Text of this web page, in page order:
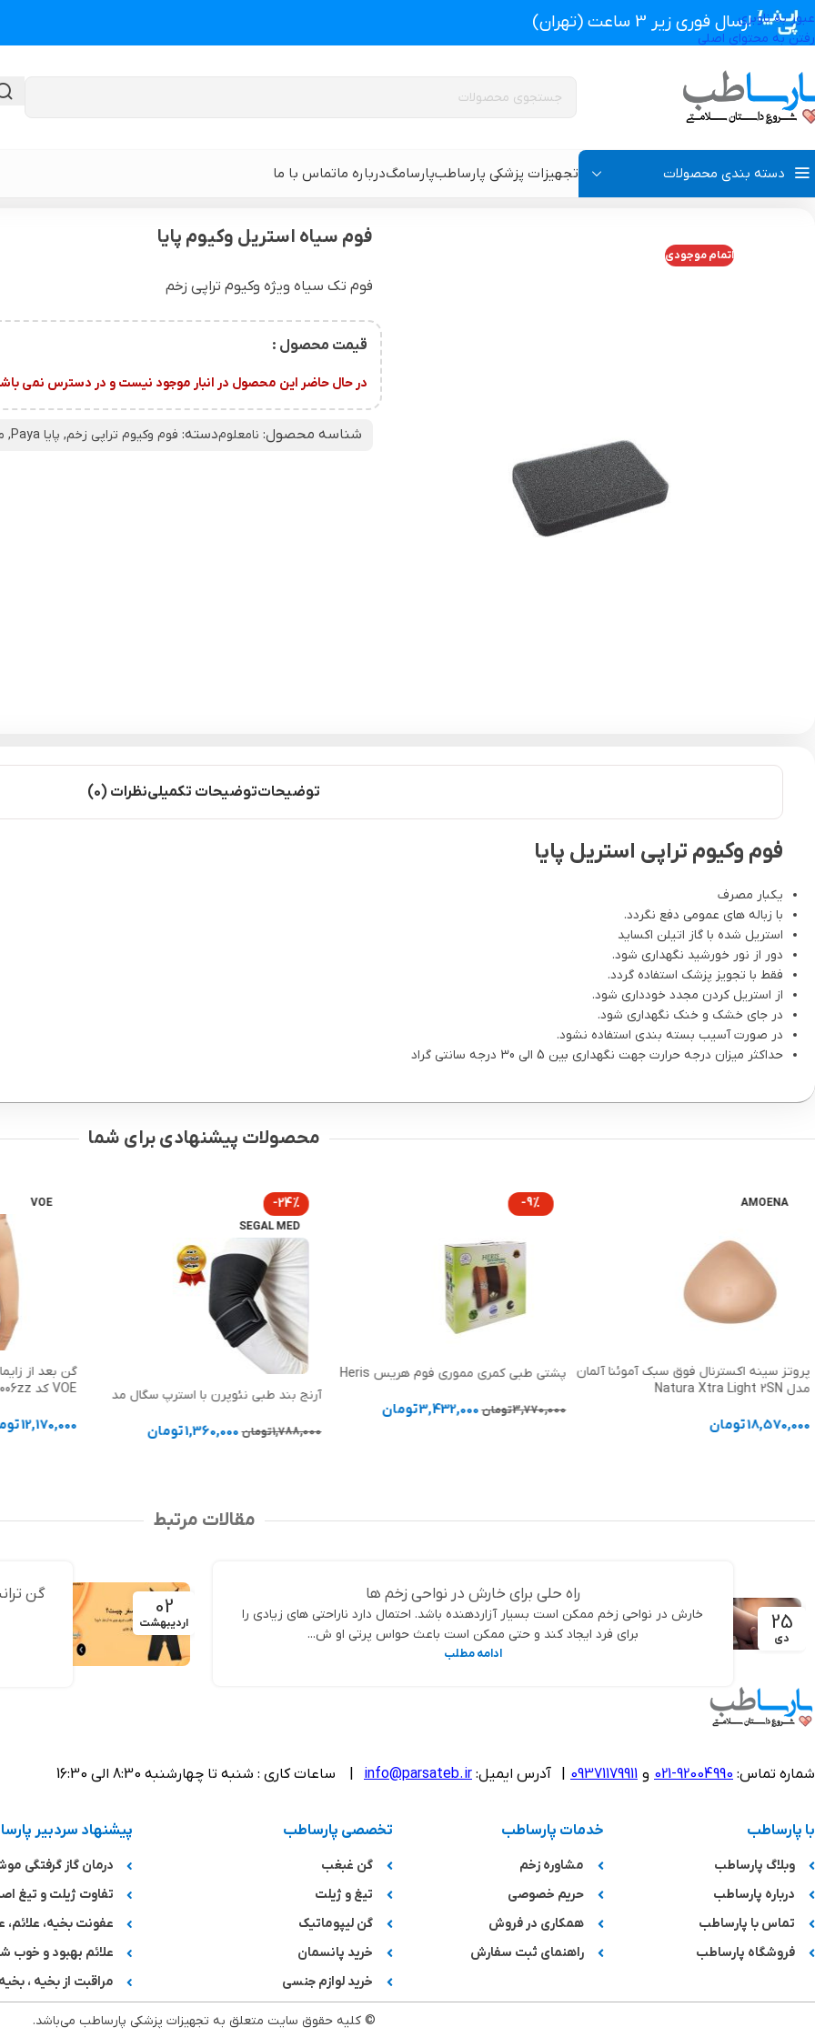
عبور به ناوبری
رفتن به محتوای اصلی
ارسال فوری زیر 3 ساعت (تهران)
دسته بندی محصولات
پروتز اکسترنال و سوتین پروتز دار
گن تزریق چربی و پروتز باسن
گن ژنیکوماستی سینه آقایان
گن لیپوماتیک شکم و پهلو و پشت
گن لیپوماتیک بازو ( براکیوپلاستی )
تجهیزات پزشکی پارساطبپارسامگدرباره ماتماس با ما
تجهیزات پزشکی پارساطب محصولات وکیوم تراپی زخم >فوم وکیوم تراپی زخم > فوم سیاه استریل وکیوم پایا
اتمام موجودی
فوم سیاه استریل وکیوم پایا
فوم تک سیاه ویژه وکیوم تراپی زخم
قیمت محصول :
در حال حاضر این محصول در انبار موجود نیست و در دسترس نمی
شناسه محصول: نامعلومدسته: فوم وکیوم تراپی زخم, پایا Paya ,
توضیحاتتوضیحات تکمیلینظرات (0)
فوم وکیوم تراپی استریل پایا
یکبار مصرف
با زباله های عمومی دفع نگردد.
استریل شده با گاز اتیلن اکساید
دور از نور خورشید نگهداری شود.
فقط با تجویز پزشک استفاده گردد.
از استریل کردن مجدد خودداری شود.
در جای خشک و خنک نگهداری شود.
در صورت آسیب بسته بندی استفاده نشود.
حداکثر میزان درجه حرارت جهت نگهداری بین 5 الی 30 درجه سانتی گراد
محصولات پیشنهادی برای شما
AMOENA
پروتز سینه اکسترنال فوق سبک آموئنا آلمان
مدل Natura Xtra Light 2SN
18,570,000تومان
-9%
پشتی طبی کمری مموری فوم هریس Heris
3,770,000تومان 3,432,000تومان
-24%
SEGAL MED
آرنج بند طبی نئوپرن با استرپ سگال مد
1,788,000تومان 1,360,000تومان
VOE
گن بعد از
VOE کد 3006zz
12,170,000
مقالات مرتبط
25
دی
راه حلی برای خارش در نواحی زخم ها
خارش در نواحی زخم ممکن است بسیار آزاردهنده باشد. احتمال دارد ناراحتی های زیادی را
برای فرد ایجاد کند و حتی ممکن است باعث حواس پرتی او ش...
ادامه مطلب
02
اردیبهشت
گن
شماره تماس: 92004990-021 و 09371179911 آدرس ایمیل: info@parsateb.ir | ساعات کاری : شنبه تا چهارشنبه 8:30 الی 16:30
با پارساطب
وبلاگ پارساطب
درباره پارساطب
تماس با پارساطب
فروشگاه پارساطب
خدمات پارساطب
مشاوره زخم
حریم خصوصی
همکاری در فروش
راهنمای ثبت سفارش
تخصصی پارساطب
گن غبغب
تیغ و ژیلت
گن لیپوماتیک
خرید پانسمان
خرید لوازم جنسی
پیشنهاد سردبیر
درمان گاز گرفتگی
تفاوت ژیلت و تیغ
عفونت بخیه، علائم،
علائم بهبود و
مراقبت از بخیه ،
© کلیه حقوق سایت متعلق به تجهیزات پزشکی پارساطب می‌باشد.